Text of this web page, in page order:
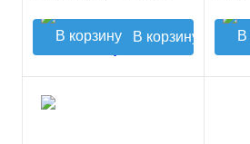
В корзину